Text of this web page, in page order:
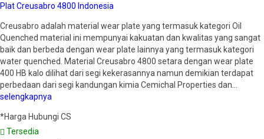
Plat Creusabro 4800 Indonesia
Creusabro adalah material wear plate yang termasuk kategori Oil
Quenched material ini mempunyai kakuatan dan kwalitas yang sangat
baik dan berbeda dengan wear plate lainnya yang termasuk kategori
water quenched. Material Creusabro 4800 setara dengan wear plate
400 HB kalo dilihat dari segi kekerasannya namun demikian terdapat
perbedaan dari segi kandungan kimia Cemichal Properties dan…
selengkapnya
*Harga Hubungi CS
Tersedia